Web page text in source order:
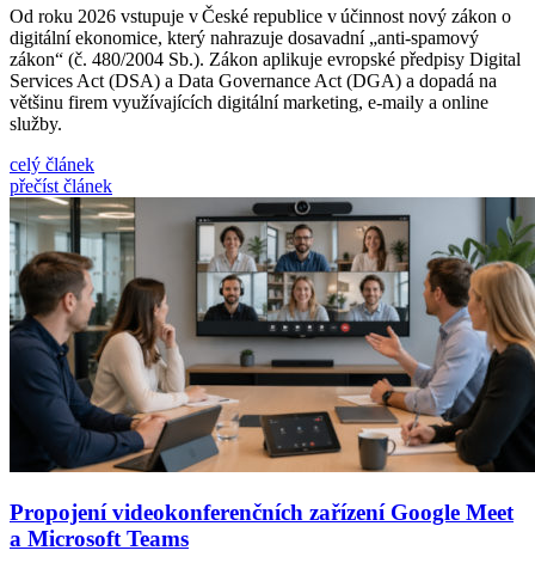
Od roku 2026 vstupuje v České republice v účinnost nový zákon o
digitální ekonomice, který nahrazuje dosavadní „anti‑spamový
zákon“ (č. 480/2004 Sb.). Zákon aplikuje evropské předpisy Digital
Services Act (DSA) a Data Governance Act (DGA) a dopadá na
většinu firem využívajících digitální marketing, e‑maily a online
služby.
celý článek
přečíst článek
Propojení videokonferenčních zařízení Google Meet
a Microsoft Teams